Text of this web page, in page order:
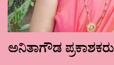
ಅನಿತಾಗೌಡ ಪ್ರಕಾಶಕರು